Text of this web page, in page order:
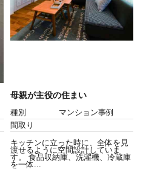
母親が主役の住まい
種別
マンション事例
間取り
キッチンに立った時に、全体を見
渡せるように空間設計していま
す。 食品収納庫、洗濯機、冷蔵庫
を一体...